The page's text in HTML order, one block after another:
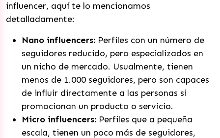
influencer, aquí te lo mencionamos
detalladamente:
Nano influencers: Perfiles con un número de
seguidores reducido, pero especializados en
un nicho de mercado. Usualmente, tienen
menos de 1.000 seguidores, pero son capaces
de influir directamente a las personas si
promocionan un producto o servicio.
Micro influencers: Perfiles que a pequeña
escala, tienen un poco más de seguidores,